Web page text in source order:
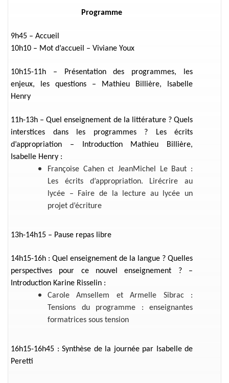
Programme
9h45 – Accueil
10h10 – Mot d’accueil – Viviane Youx
10h15-11h – Présentation des programmes, les
enjeux, les questions – Mathieu Billière, Isabelle
Henry
11h-13h – Quel enseignement de la littérature ? Quels
interstices dans les programmes ? Les écrits
d’appropriation – Introduction Mathieu Billière,
Isabelle Henry :
Françoise Cahenet JeanMichel Le Baut :
Les écrits d’appropriation. Lirécrire au
lycée – Faire de la lecture au lycée un
projet d’écriture
13h-14h15 – Pause repas libre
14h15-16h : Quel enseignement de la langue ? Quelles
perspectives pour ce nouvel enseignement ? –
Introduction Karine Risselin :
Carole Amsellem et Armelle Sibrac :
Tensions du programme : enseignantes
formatrices sous tension
16h15-16h45 : Synthèse de la journée par Isabelle de
Peretti